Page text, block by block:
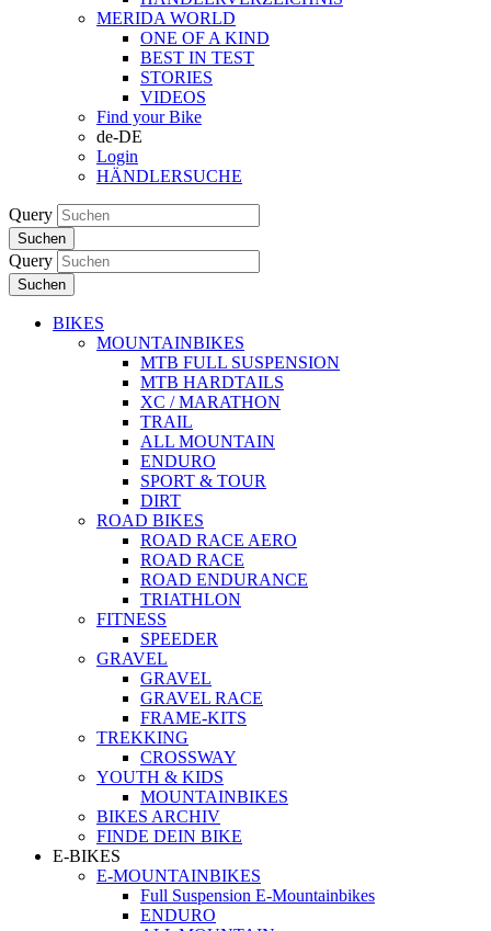
MERIDA WORLD
ONE OF A KIND
BEST IN TEST
STORIES
VIDEOS
Find your Bike
de-DE
Login
HÄNDLERSUCHE
Query
Suchen
Query
Suchen
BIKES
MOUNTAINBIKES
MTB FULL SUSPENSION
MTB HARDTAILS
XC / MARATHON
TRAIL
ALL MOUNTAIN
ENDURO
SPORT & TOUR
DIRT
ROAD BIKES
ROAD RACE AERO
ROAD RACE
ROAD ENDURANCE
TRIATHLON
FITNESS
SPEEDER
GRAVEL
GRAVEL
GRAVEL RACE
FRAME-KITS
TREKKING
CROSSWAY
YOUTH & KIDS
MOUNTAINBIKES
BIKES ARCHIV
FINDE DEIN BIKE
E-BIKES
E-MOUNTAINBIKES
Full Suspension E-Mountainbikes
ENDURO